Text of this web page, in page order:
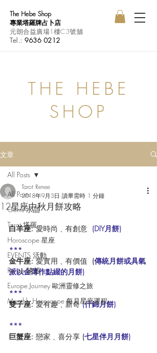
The Hebe Shop
專業塔羅牌占卜店
元朗合益廣場1樓C3號舖
Tel.:9636 0212
THE HEBE
SHOP
文章
All Posts
Gems 水晶
Tarot 塔羅
Horoscope 星座
EVENTS 活動
Renee 隨想
Europe Journey 歐洲靈修之旅
Monthly Horoscope 每月星座運程
All Posts
12星座中秋月餅攻略
Tarot Renee
2018年9月3日 讀畢需時 1 分鐘
白羊座: 愛時尚﹑有創意 (DIY月餅)
***
金牛座: 愛實用﹑有價值 (傳統月餅或具氣
派以金薄作點綴的月餅)
***
雙子座: 愛有趣﹑新奇 (什錦月餅)
***
巨蟹座: 戀家﹑喜分享 (七星伴月月餅)